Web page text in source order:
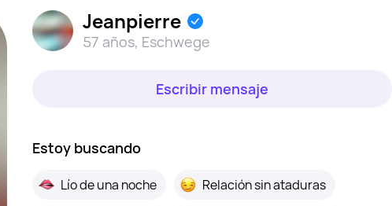
Jeanpierre
57 años, Eschwege
Escribir mensaje
Estoy buscando
Lío de una noche Relación sin ataduras